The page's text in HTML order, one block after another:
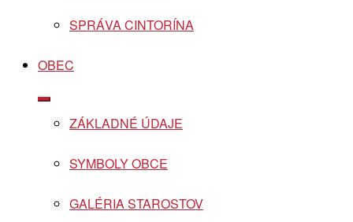
SPRÁVA CINTORÍNA
OBEC
Show
menu ZÁKLADNÉ ÚDAJE
SYMBOLY OBCE
GALÉRIA STAROSTOV